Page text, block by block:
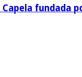
fundada